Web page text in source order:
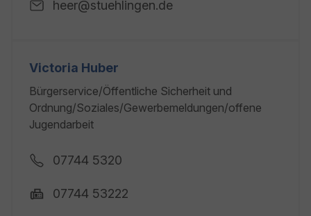
heer@stuehlingen.de
Victoria Huber
Bürgerservice/Öffentliche Sicherheit und
Ordnung/Soziales/Gewerbemeldungen/offene
Jugendarbeit
07744 5320
07744 53222